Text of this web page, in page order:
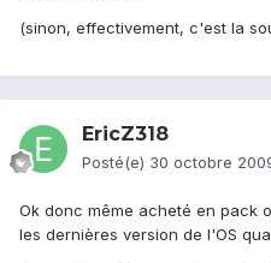
(sinon, effectivement, c'est la
EricZ318
Posté(e) 30 octobre
Ok donc même acheté en pack
les dernières version de l'OS